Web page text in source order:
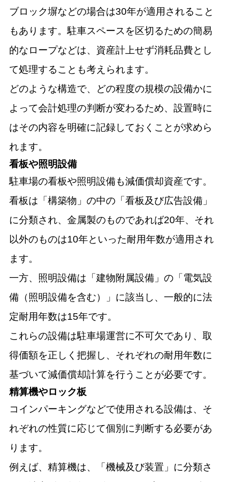
ブロック塀などの場合は30年が適用されること
もあります。駐車スペースを区切るための簡易
的なロープなどは、資産計上せず消耗品費とし
て処理することも考えられます。
どのような構造で、どの程度の規模の設備かに
よって会計処理の判断が変わるため、設置時に
はその内容を明確に記録しておくことが求めら
れます。
看板や照明設備
駐車場の看板や照明設備も減価償却資産です。
看板は「構築物」の中の「看板及び広告設備」
に分類され、金属製のものであれば20年、それ
以外のものは10年といった耐用年数が適用され
ます。
一方、照明設備は「建物附属設備」の「電気設
備（照明設備を含む）」に該当し、一般的に法
定耐用年数は15年です。
これらの設備は駐車場運営に不可欠であり、取
得価額を正しく把握し、それぞれの耐用年数に
基づいて減価償却計算を行うことが必要です。
精算機やロック板
コインパーキングなどで使用される設備は、そ
れぞれの性質に応じて個別に判断する必要があ
ります。
例えば、精算機は、「機械及び装置」に分類さ